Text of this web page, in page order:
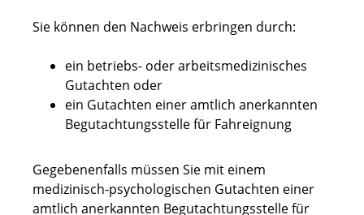
Sie können den Nachweis erbringen durch:
ein betriebs- oder arbeitsmedizinisches
Gutachten oder
ein Gutachten einer amtlich anerkannten
Begutachtungsstelle für Fahreignung
Gegebenenfalls müssen Sie mit einem
medizinisch-psychologischen Gutachten einer
amtlich anerkannten Begutachtungsstelle für